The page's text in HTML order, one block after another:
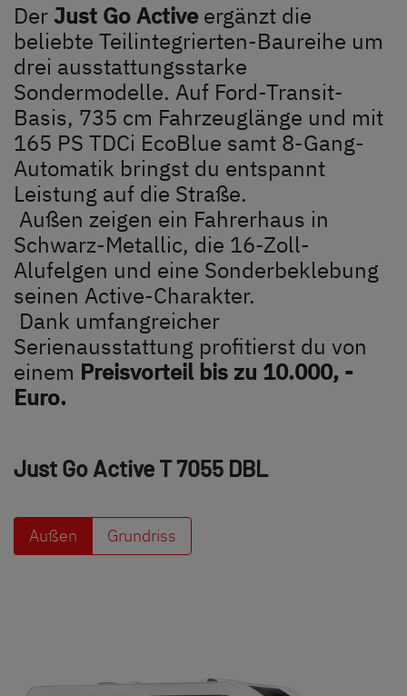
Reiselust
Unternehmen
Händlersuche
Fahrzeugbörse
Blog
DerJust Go Activeergänzt die
beliebte Teilintegrierten-Baureihe um
drei ausstattungsstarke
Sondermodelle. Auf Ford-Transit-
Basis, 735 cm Fahrzeuglänge und mit
165 PS TDCi EcoBlue samt 8-Gang-
Automatik bringst du entspannt
Leistung auf die Straße.
Außen zeigen ein Fahrerhaus in
Schwarz-Metallic, die 16-Zoll-
Alufelgen und eine Sonderbeklebung
seinen Active-Charakter.
Dank umfangreicher
Serienausstattung profitierst du von
einem Preisvorteil bis zu 10.000, -
Euro.
Just Go Active T 7055 DBL
Außen Grundriss
Dethleffs Händlersuche